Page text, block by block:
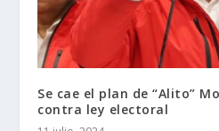
Se cae el plan de “Alito”
contra ley electoral